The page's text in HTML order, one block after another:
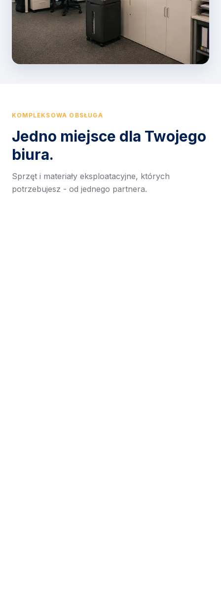
KOMPLEKSOWA OBSŁUGA
Jedno miejsce dla Twojego
biura.
Sprzęt i materiały eksploatacyjne, których
potrzebujesz - od jednego partnera.